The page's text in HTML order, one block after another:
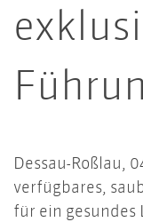
Dessau-Roßlau,
verfügbares,
für ein gesundes